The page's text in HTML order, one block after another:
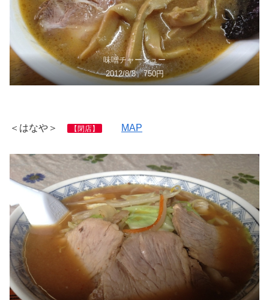
味噌チャーシュー
2012/8/3 750円
＜はなや＞ 【閉店】 MAP